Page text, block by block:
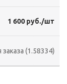
1 600 руб./шт
(1.58334)